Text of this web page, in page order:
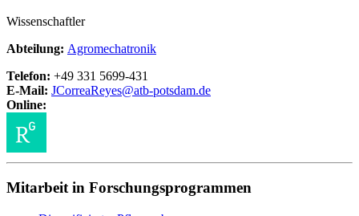
Wissenschaftler
Abteilung: Agromechatronik
Telefon: +49 331 5699-431
E-Mail: JCorreaReyes@atb-potsdam.de
Online:
Mitarbeit in Forschungsprogrammen